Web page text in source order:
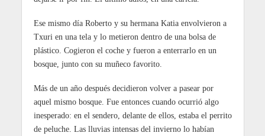
Ese mismo día Roberto y su hermana Katia envolvieron a
Txuri en una tela y lo metieron dentro de una bolsa de
plástico. Cogieron el coche y fueron a enterrarlo en un
bosque, junto con su muñeco favorito.
Más de un año después decidieron volver a pasear por
aquel mismo bosque. Fue entonces cuando ocurrió algo
inesperado: en el sendero, delante de ellos, estaba el perrito
de peluche. Las lluvias intensas del invierno lo habían